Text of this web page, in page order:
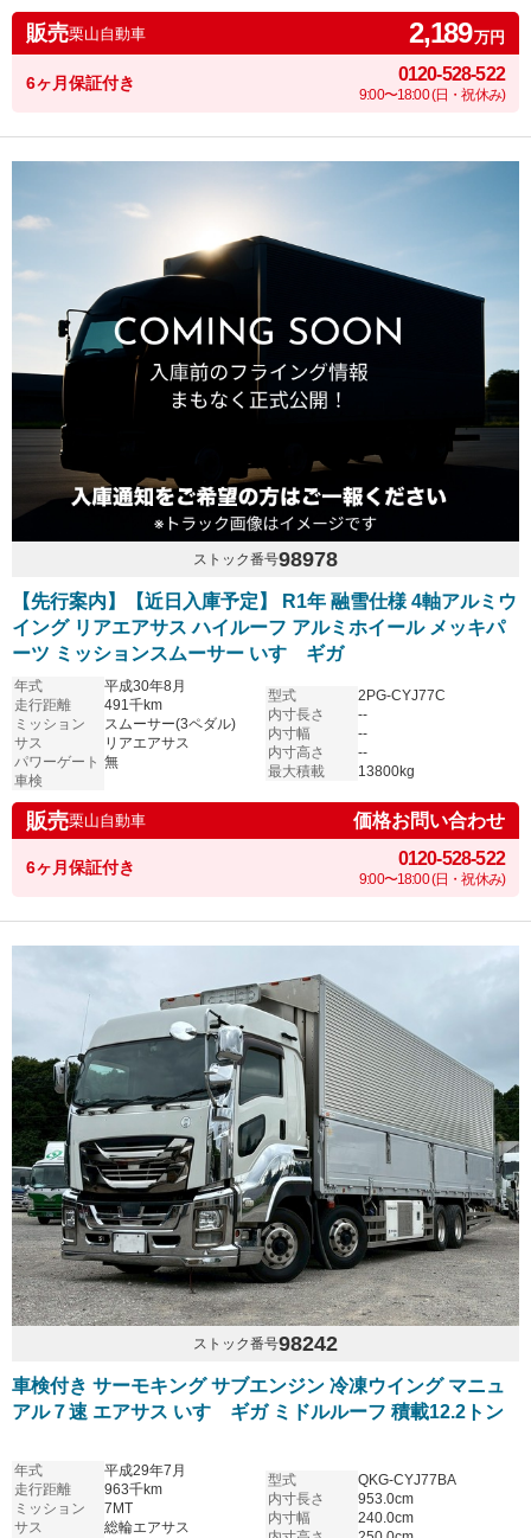
販売栗山自動車 2,189万円
6ヶ月保証付き 0120-528-522
9:00〜18:00 (日・祝休み)
ストック番号98978
【先行案内】【近日入庫予定】 R1年 融雪仕様 4軸アルミウ
イング リアエアサス ハイルーフ アルミホイール メッキパ
ーツ ミッションスムーサー いすゞギガ
年式
平成30年8月
走行距離
491千km
ミッション
スムーサー(3ペダル)
サス
リアエアサス
パワーゲート 無
車検
型式
2PG-CYJ77C
内寸長さ
--
内寸幅
--
内寸高さ
--
最大積載
13800kg
販売栗山自動車 価格お問い合わせ
6ヶ月保証付き 0120-528-522
9:00〜18:00 (日・祝休み)
ストック番号98242
車検付き サーモキング サブエンジン 冷凍ウイング マニュ
アル７速 エアサス いすゞギガ ミドルルーフ 積載12.2トン
年式
平成29年7月
走行距離
963千km
ミッション
7MT
サス
総輪エアサス
型式
QKG-CYJ77BA
内寸長さ
953.0cm
内寸幅
240.0cm